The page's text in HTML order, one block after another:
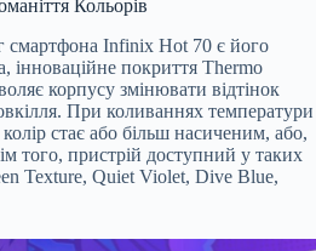
Кольорів
смартфона Infinix Hot 70 є його
інноваційне покриття Thermo
корпусу змінювати відтінок
При коливаннях температури
стає або більш насиченим, або,
того, пристрій доступний у таких
Texture, Quiet Violet, Dive Blue,